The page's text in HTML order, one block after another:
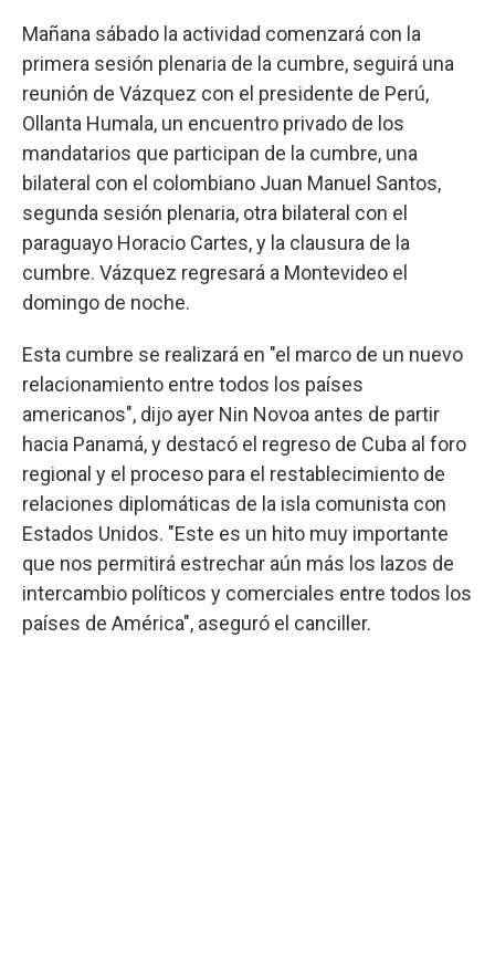
Mañana sábado la actividad comenzará con la
primera sesión plenaria de la cumbre, seguirá una
reunión de Vázquez con el presidente de Perú,
Ollanta Humala, un encuentro privado de los
mandatarios que participan de la cumbre, una
bilateral con el colombiano Juan Manuel Santos,
segunda sesión plenaria, otra bilateral con el
paraguayo Horacio Cartes, y la clausura de la
cumbre. Vázquez regresará a Montevideo el
domingo de noche.
Esta cumbre se realizará en "el marco de un nuevo
relacionamiento entre todos los países
americanos", dijo ayer Nin Novoa antes de partir
hacia Panamá, y destacó el regreso de Cuba al foro
regional y el proceso para el restablecimiento de
relaciones diplomáticas de la isla comunista con
Estados Unidos. "Este es un hito muy importante
que nos permitirá estrechar aún más los lazos de
intercambio políticos y comerciales entre todos los
países de América", aseguró el canciller.